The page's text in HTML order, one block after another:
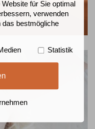
für Sie optimal
verwenden
das bestmögliche
Statistik